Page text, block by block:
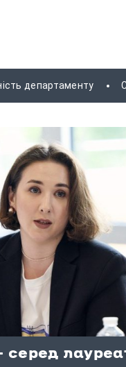
департаменту
«Шелеста»
табором
—
молодіжних